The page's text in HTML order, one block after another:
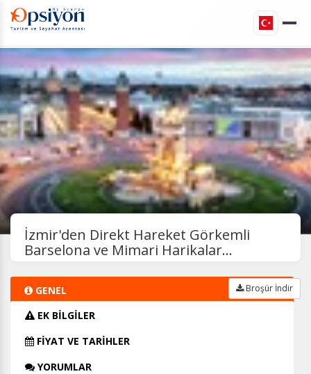
İzmir'den Direkt Hareket Görkemli
Barselona ve Mimari Harikalar...
GENEL
EK BİLGİLER
FİYAT VE TARİHLER
YORUMLAR
Broşür İndir